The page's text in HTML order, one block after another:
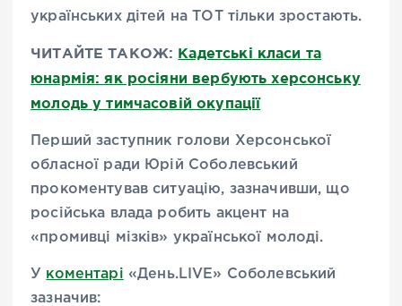
українських дітей на ТОТ тільки зростають.
ЧИТАЙТЕ ТАКОЖ: Кадетські класи та
юнармія: як росіяни вербують херсонську
молодь у тимчасовій окупації
Перший заступник голови Херсонської
обласної ради Юрій Соболевський
прокоментував ситуацію, зазначивши, що
російська влада робить акцент на
«промивці мізків» української молоді.
У коментарі «День.LIVE» Соболевський
зазначив: